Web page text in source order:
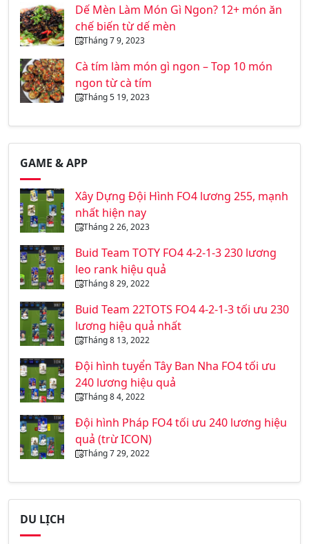
Dế Mèn Làm Món Gì Ngon? 12+ món ăn
chế biến từ dế mèn
Tháng 7 9, 2023
Cà tím làm món gì ngon – Top 10 món
ngon từ cà tím
Tháng 5 19, 2023
GAME & APP
Xây Dựng Đội Hình FO4 lương 255, mạnh
nhất hiện nay
Tháng 2 26, 2023
Buid Team TOTY FO4 4-2-1-3 230 lương
leo rank hiệu quả
Tháng 8 29, 2022
Buid Team 22TOTS FO4 4-2-1-3 tối ưu 230
lương hiệu quả nhất
Tháng 8 13, 2022
Đội hình tuyển Tây Ban Nha FO4 tối ưu
240 lương hiệu quả
Tháng 8 4, 2022
Đội hình Pháp FO4 tối ưu 240 lương hiệu
quả (trừ ICON)
Tháng 7 29, 2022
DU LỊCH